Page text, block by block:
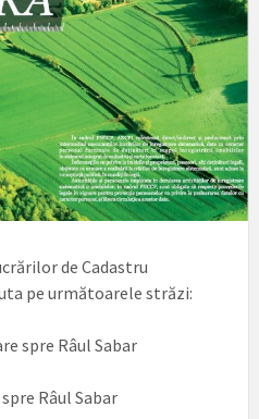
de Cadastru
pe următoarele străzi:
spre Râul Sabar
Râul Sabar